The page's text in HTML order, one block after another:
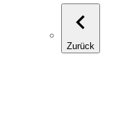
Zurück